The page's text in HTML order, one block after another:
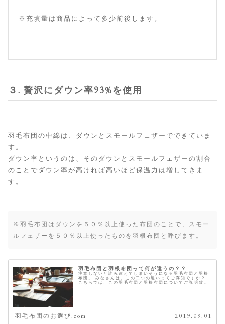
※充填量は商品によって多少前後します。
３. 贅沢にダウン率93%を使用
羽毛布団の中綿は、ダウンとスモールフェザーでできていま
す。
ダウン率というのは、そのダウンとスモールフェザーの割合
のことでダウン率が高ければ高いほど保温力は増してきま
す。
※羽毛布団はダウンを５０％以上使った布団のことで、スモー
ルフェザーを５０％以上使ったものを羽根布団と呼びます。
羽毛布団と羽根布団って何が違うの？？
注意しないと読み違えてしまいそうになる羽毛布団と羽根
布団。 みなさんは、この二つの違いってご存知ですか？
こちらでは、この羽毛布団と羽根布団についてご説明致し
羽毛布団のお選び.com 2019.09.01